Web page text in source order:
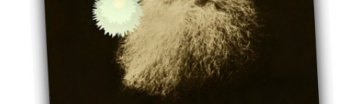
À propos